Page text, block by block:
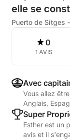
elle se
Puerto de Sitges
0
1 AVIS
Avec
Vous allez
Anglais,
Super
Esther est un
avis et il